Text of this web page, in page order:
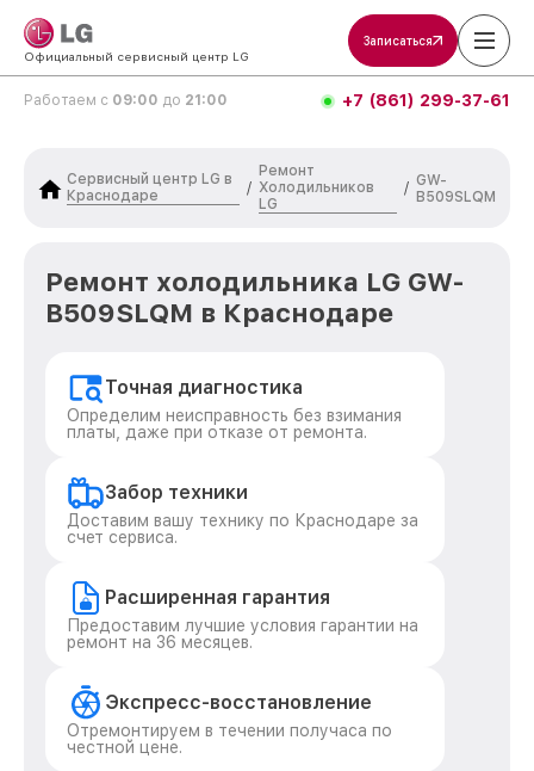
Официальный сервисный центр LG
Записаться
Работаем с 09:00 до 21:00 +7 (861) 299-37-61
Сервисный центр LG в
Краснодаре
/
Ремонт
Холодильников
LG
/ GW-
B509SLQM
Ремонт холодильника LG GW-
B509SLQM в Краснодаре
Точная диагностика
Определим неисправность без взимания
платы, даже при отказе от ремонта.
Забор техники
Доставим вашу технику по Краснодаре за
счет сервиса.
Расширенная гарантия
Предоставим лучшие условия гарантии на
ремонт на 36 месяцев.
Экспресс-восстановление
Отремонтируем в течении получаса по
честной цене.